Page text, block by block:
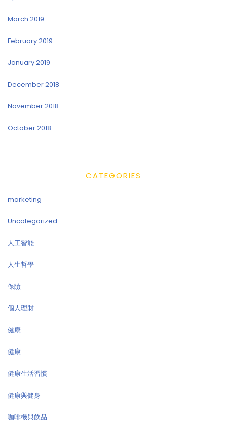
March 2019
February 2019
January 2019
December 2018
November 2018
October 2018
CATEGORIES
marketing
Uncategorized
人工智能
人生哲學
保險
個人理財
健康
健康
健康生活習慣
健康與健身
咖啡機與飲品